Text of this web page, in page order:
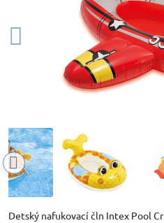
Detský nafukovací čln Intex Pool